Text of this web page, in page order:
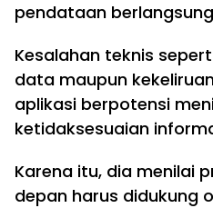
pendataan
Kesalahan teknis
data maupun
aplikasi berpotensi
ketidaksesuaian
Karena itu, dia menilai
depan harus didukung